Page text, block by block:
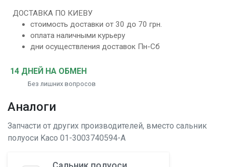
ДОСТАВКА ПО КИЕВУ
стоимость доставки от 30 до 70 грн.
оплата наличными курьеру
дни осуществления доставок Пн-Сб
14 ДНЕЙ НА ОБМЕН
Без лишних вопросов
Аналоги
Запчасти от других производителей, вместо сальник
полуоси Kaco 01-3003740594-A